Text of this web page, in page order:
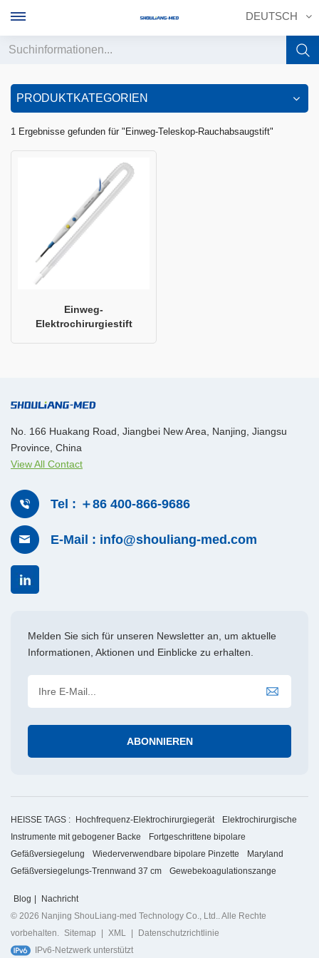
DEUTSCH
English
français
PRODUKTKATEGORIEN
1 Ergebnisse gefunden für "Einweg-Teleskop-Rauchabsaugstift"
Einweg-
Elektrochirurgiestift
No. 166 Huakang Road, Jiangbei New Area, Nanjing, Jiangsu
Province, China
View All Contact
Tel : ＋86 400-866-9686
E-Mail : info@shouliang-med.com
Melden Sie sich für unseren Newsletter an, um aktuelle
Informationen, Aktionen und Einblicke zu erhalten.
HEISSE TAGS : Hochfrequenz-Elektrochirurgiegerät
Elektrochirurgische
Instrumente mit gebogener Backe
Fortgeschrittene bipolare
Gefäßversiegelung
Wiederverwendbare bipolare Pinzette
Maryland
Gefäßversiegelungs-Trennwand 37 cm
Gewebekoagulationszange
Blog |
Nachricht
© 2026 Nanjing ShouLiang-med Technology Co., Ltd.. Alle Rechte
vorbehalten.
Sitemap | XML |
Datenschutzrichtlinie
IPv6-Netzwerk unterstützt